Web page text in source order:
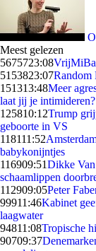
Meest gelezen
5675723:08
5153823:07Random
151313:48Meer
laat jij je intimideren?
125810:12Trump
geboorte in VS
118111:52
babykonijntjes
116909:51Dikke
schaamlippen
112909:05Peter
99911:46Kabinet
laagwater
94811:08Tropische
90709:37